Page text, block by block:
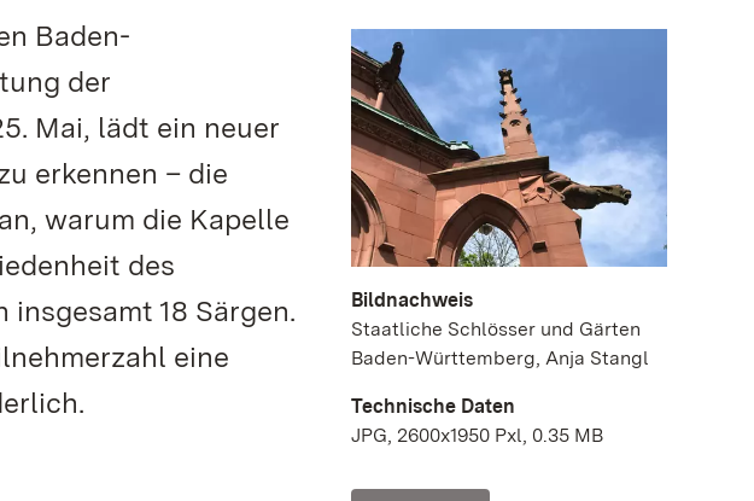
Baden-
der
Mai, lädt ein neuer
erkennen – die
warum die Kapelle
des
18 Särgen.
eine
Bildnachweis
Staatliche Schlösser und Gärten
Baden-Württemberg, Anja Stangl
Technische Daten
JPG, 2600x1950 Pxl, 0.35 MB